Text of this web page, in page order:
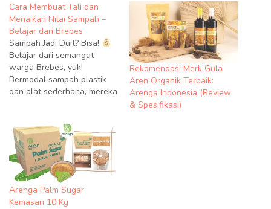
Cara Membuat Tali dan
Menaikan Nilai Sampah –
Belajar dari Brebes
Sampah Jadi Duit? Bisa!
Belajar dari semangat
warga Brebes, yuk!
Bermodal sampah plastik
dan alat sederhana, mereka
Ringkasan Cara Membuat
tali dan menaikan nilai
sampah. Selain dikenal
dengan bawang merah dan
telur asin, Brebes memiliki
potensi ekonomi melalui
industri daur ulang sampah.
Rekomendasi Merk Gula
Aren Organik Terbaik:
Arenga Indonesia (Review
& Spesifikasi)
Arenga Palm Sugar
Kemasan 10 Kg